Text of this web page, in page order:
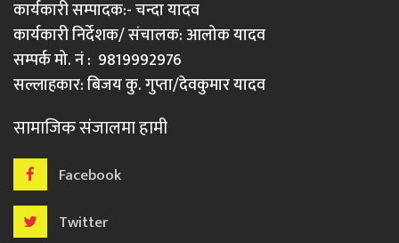
कार्यकारी सम्पादक:- चन्दा यादव
कार्यकारी निर्देशक/ संचालक: आलोक यादव
सम्पर्क मो. नं : 9819992976
सल्लाहकार: बिजय कु. गुप्ता/देवकुमार यादव
सामाजिक संजालमा हामी
Facebook
Twitter